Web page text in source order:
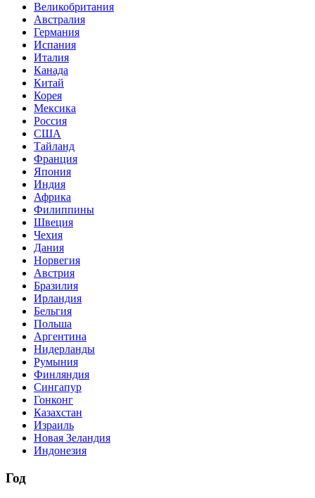
Великобритания
Австралия
Германия
Испания
Италия
Канада
Китай
Корея
Мексика
Россия
США
Тайланд
Франция
Япония
Индия
Африка
Филиппины
Швеция
Чехия
Дания
Норвегия
Австрия
Бразилия
Ирландия
Бельгия
Польша
Аргентина
Нидерланды
Румыния
Финляндия
Сингапур
Гонконг
Казахстан
Израиль
Новая Зеландия
Индонезия
Год